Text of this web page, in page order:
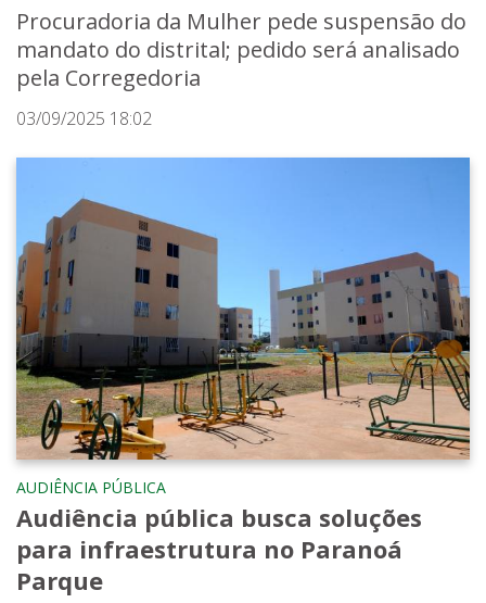
Procuradoria da Mulher pede suspensão do
mandato do distrital; pedido será analisado
pela Corregedoria
03/09/2025 18:02
AUDIÊNCIA PÚBLICA
Audiência pública busca soluções
para infraestrutura no Paranoá
Parque